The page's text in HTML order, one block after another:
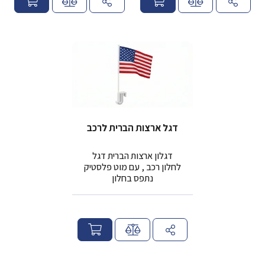
י
י
דגל ארצות הברית לרכב
דגלון ארצות הברית דגל
לחלון רכב , עם מוט פלסטיק
נתפס בחלון
ח
י